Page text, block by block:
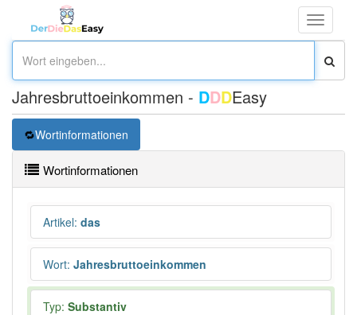
Toggle
Jahresbruttoeinkommen - DDDEasy
Wortinformationen
Wortinformationen
Artikel: das
Wort: Jahresbruttoeinkommen
Typ: Substantiv